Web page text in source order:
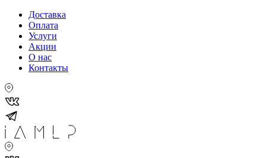
Доставка
Оплата
Услуги
Акции
О нас
Контакты